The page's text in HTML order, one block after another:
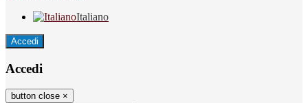
Italiano
Accedi
Accedi
button close ×